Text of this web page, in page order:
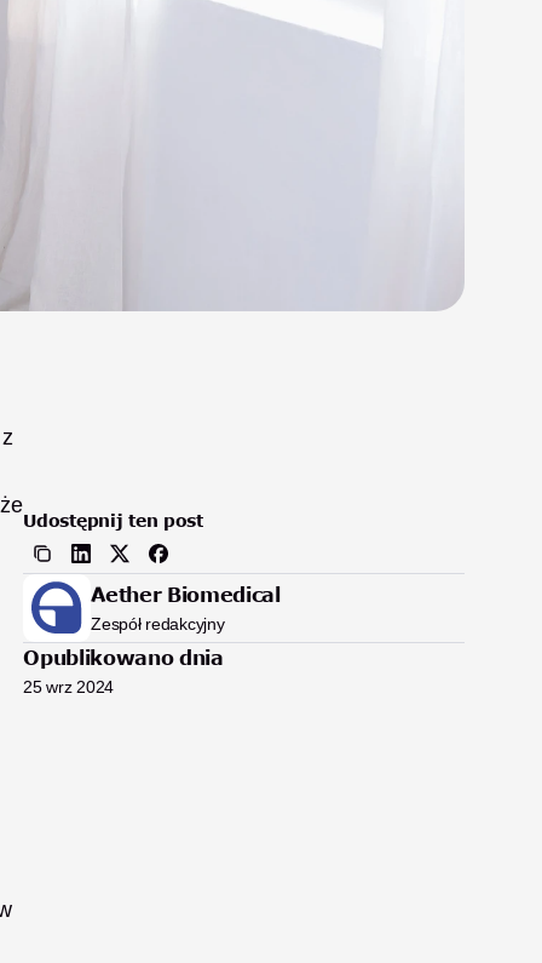
Udostępnij ten post
Aether Biomedical
Zespół redakcyjny
Opublikowano dnia
25 wrz 2024